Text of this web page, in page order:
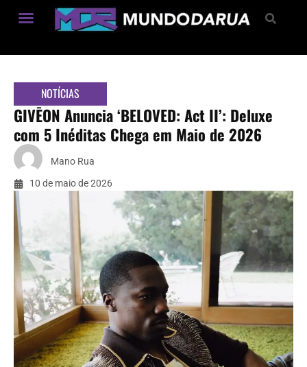
NOTÍCIAS
GIVĒON Anuncia ‘BELOVED: Act II’: Deluxe
com 5 Inéditas Chega em Maio de 2026
Mano Rua
10 de maio de 2026